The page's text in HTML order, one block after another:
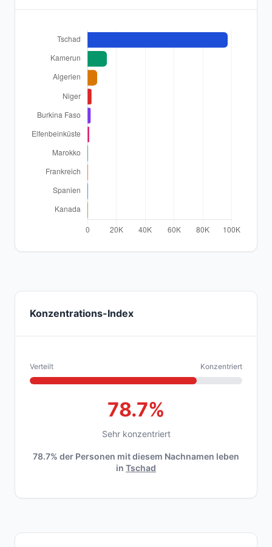
Konzentrations-Index
Verteilt Konzentriert
78.7%
Sehr konzentriert
78.7% der Personen mit diesem Nachnamen leben
in Tschad